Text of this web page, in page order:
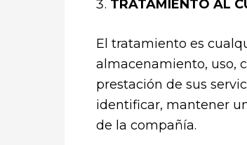
TRATAMIENTO AL
El tratamiento es
almacenamiento, uso,
prestación de sus
identificar, mantener
de la compañía.